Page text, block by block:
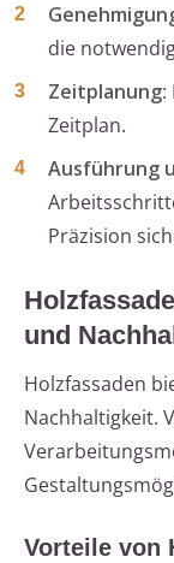
die
Zeitplanung:
Zeitplan.
Ausführung
Präzision
und
Holzfassaden
Nachhaltigkeit.
Vorteile von